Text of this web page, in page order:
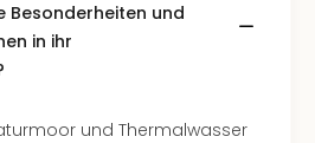
Besonderheiten und
in ihr
und Thermalwasser